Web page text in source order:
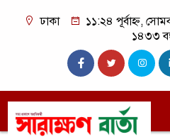
ঢাকা
১১:২৪ পূর্বাহ্ন,
১৪৩৩